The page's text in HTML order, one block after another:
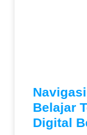
Belajar
Digital